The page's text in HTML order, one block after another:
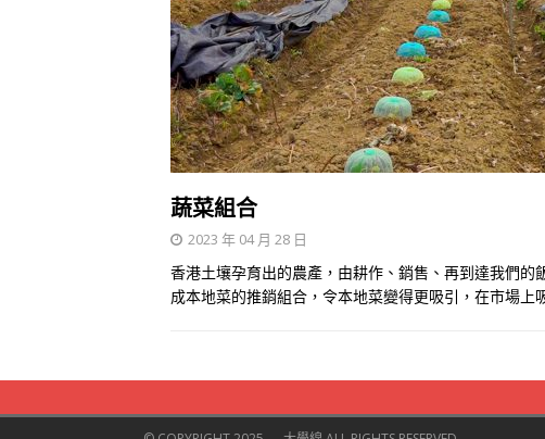
蔬菜組合
2023 年 04 月 28 日
香港土壤孕育出的農產，由耕作、銷售、再到達我們
成本地菜的推銷組合，令本地菜變得更吸引，在市場